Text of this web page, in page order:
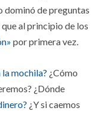
dominó de preguntas
al principio de los
por primera vez.
la mochila? ¿Cómo
¿Dónde
¿Y si caemos